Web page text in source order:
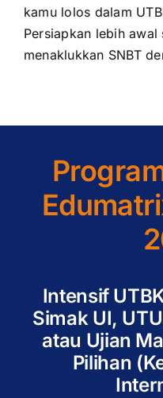
kamu lolos dalam
Persiapkan lebih
menaklukkan SNBT
Intensif
Simak UI,
atau Ujian
Pilihan